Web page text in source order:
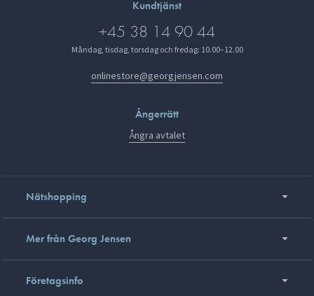
Kundtjänst
+45 38 14 90 44
Måndag, tisdag, torsdag och fredag: 10.00–12.00
onlinestore@georgjensen.com
Ångerrätt
Ångra avtalet
Nätshopping
Mer från Georg Jensen
Företagsinfo